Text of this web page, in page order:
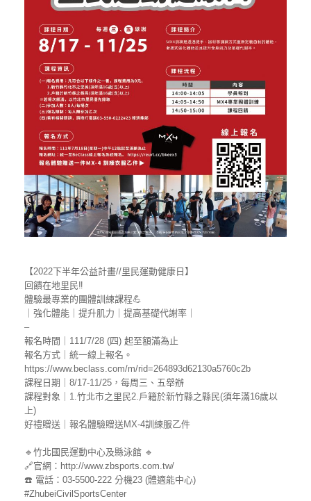
【2022下半年公益計畫//里民運動健康日】
回饋在地里民‼
體驗最專業的團體訓練課程💪
｜強化體能｜提升肌力｜提高基礎代謝率｜
–
報名時間｜111/7/28 (四) 起至額滿為止
報名方式｜統一線上報名。
https://www.beclass.com/m/rid=264893d62130a5760c2b
課程日期｜8/17-11/25，每周三、五舉辦
課程對象｜1.竹北市之里民2.戶籍於新竹縣之縣民(須年滿16歲以
上)
好禮贈送｜報名體驗贈送MX-4訓練服乙件
🔹竹北國民運動中心及縣泳館 🔹
🔗官網：http://www.zbsports.com.tw/
☎️ 電話：03-5500-222 分機23 (體適能中心)
#ZhubeiCivilSportsCenter